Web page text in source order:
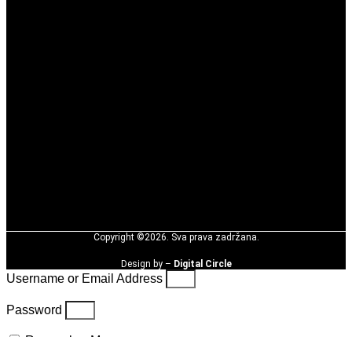
Copyright ©2026. Sva prava zadržana.
Design by – Digital Circle
Username or Email Address
Password